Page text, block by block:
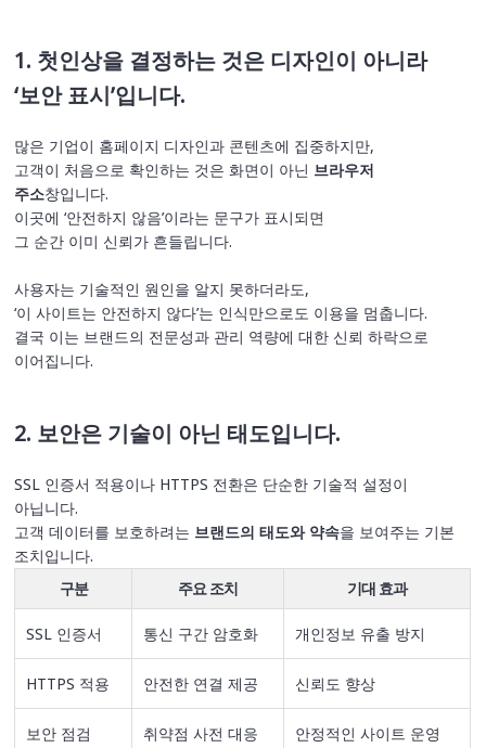
1. 첫인상을 결정하는 것은 디자인이 아니라
‘보안 표시’입니다.
많은 기업이 홈페이지 디자인과 콘텐츠에 집중하지만,
고객이 처음으로 확인하는 것은 화면이 아닌 브라우저
주소창입니다.
이곳에 ‘안전하지 않음’이라는 문구가 표시되면
그 순간 이미 신뢰가 흔들립니다.
사용자는 기술적인 원인을 알지 못하더라도,
‘이 사이트는 안전하지 않다’는 인식만으로도 이용을 멈춥니다.
결국 이는 브랜드의 전문성과 관리 역량에 대한 신뢰 하락으로
이어집니다.
2. 보안은 기술이 아닌 태도입니다.
SSL 인증서 적용이나 HTTPS 전환은 단순한 기술적 설정이
아닙니다.
고객 데이터를 보호하려는 브랜드의 태도와 약속을 보여주는 기본
조치입니다.
구분
주요 조치 기대 효과
SSL 인증서 통신 구간 암호화 개인정보 유출 방지
HTTPS 적용 안전한 연결 제공 신뢰도 향상
보안 점검 취약점 사전 대응
안정적인 사이트 운영